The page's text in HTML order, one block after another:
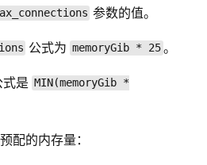
参数的值。
公式为 memoryGib * 25。
是 MIN(memoryGib *
配的内存量：